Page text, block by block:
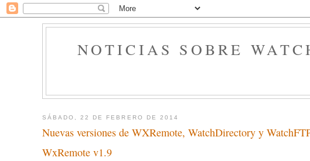
NOTICIAS SOBRE
SÁBADO, 22 DE FEBRERO DE 2014
Nuevas versiones de WXRemote, WatchDirectory y
WxRemote v1.9